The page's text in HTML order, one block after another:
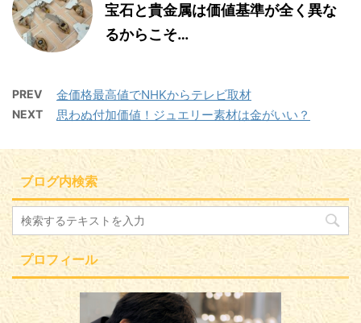
宝石と貴金属は価値基準が全く異な
るからこそ…
PREV 金価格最高値でNHKからテレビ取材
NEXT 思わぬ付加価値！ジュエリー素材は金がいい？
ブログ内検索
プロフィール